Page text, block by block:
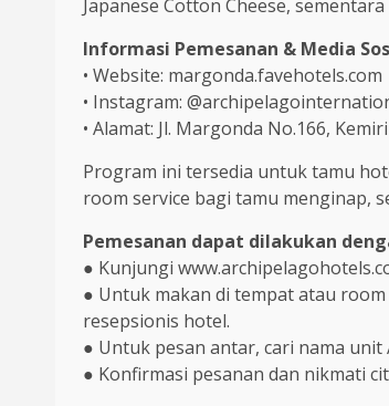
Japanese Cotton Cheese,
Informasi Pemesanan & Media
• Website: margonda.favehotels.com
• Instagram:
• Alamat: Jl. Margonda No.166,
Program ini tersedia untuk tamu
room service bagi tamu menginap,
Pemesanan dapat dilakukan
● Kunjungi
● Untuk makan di tempat atau
resepsionis hotel.
● Untuk pesan antar, cari nama
● Konfirmasi pesanan dan nikmati